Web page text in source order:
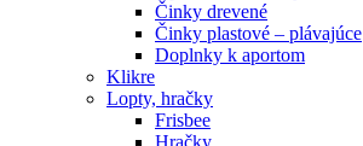
Činky drevené
Činky plastové – plávajúce
Doplnky k aportom
Klikre
Lopty, hračky
Frisbee
Hračky